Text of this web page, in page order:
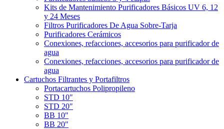
Kits de Mantenimiento Purificadores Básicos UV 6, 12
y 24 Meses
Filtros Purificadores De Agua Sobre-Tarja
Purificadores Cerámicos
Conexiones, refacciones, accesorios para purificador de
agua
Conexiones, refacciones, accesorios para purificador de
agua
Cartuchos Filtrantes y Portafiltros
Portacartuchos Polipropileno
STD 10"
STD 20"
BB 10"
BB 20"